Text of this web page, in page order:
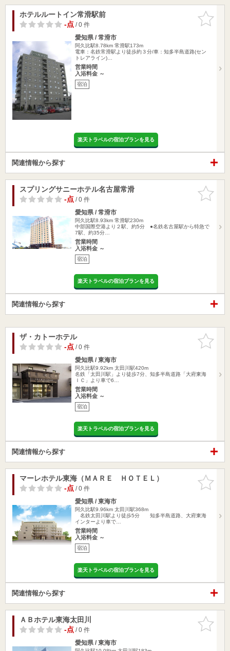
お気に入
りに追加
ホテルルートイン常滑駅前
-点/ 0 件
愛知県 / 常滑市
阿久比駅8.78km 常滑駅173m
電車：名鉄常滑駅より徒歩約３分/車：知多半島道路(セン
トレアライン)…
営業時間
入浴料金 ～
宿泊
楽天トラベルの宿泊プランを見る
関連情報から探す
お気に入
りに追加
スプリングサニーホテル名古屋常滑
-点/ 0 件
愛知県 / 常滑市
阿久比駅8.93km 常滑駅230m
中部国際空港より２駅、約5分 ●名鉄名古屋駅から特急で
7駅、約35分…
営業時間
入浴料金 ～
宿泊
楽天トラベルの宿泊プランを見る
関連情報から探す
お気に入
りに追加
ザ・カトーホテル
-点/ 0 件
愛知県 / 東海市
阿久比駅9.92km 太田川駅420m
名鉄「太田川駅」より徒歩7分、知多半島道路「大府東海
ＩＣ」より車で6…
営業時間
入浴料金 ～
宿泊
楽天トラベルの宿泊プランを見る
関連情報から探す
お気に入
りに追加
マーレホテル東海（ＭＡＲＥ ＨＯＴＥＬ）
-点/ 0 件
愛知県 / 東海市
阿久比駅9.96km 太田川駅368m
名鉄太田川駅より徒歩5分 知多半島道路、大府東海
インターより車で…
営業時間
入浴料金 ～
宿泊
楽天トラベルの宿泊プランを見る
関連情報から探す
お気に入
りに追加
ＡＢホテル東海太田川
-点/ 0 件
愛知県 / 東海市